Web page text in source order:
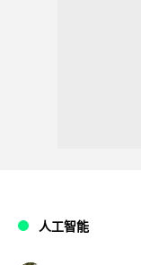
人工智能